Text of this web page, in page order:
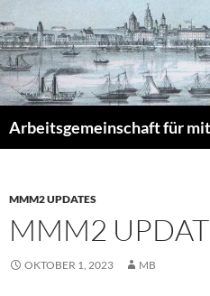
Inhalt
springen
MMM2 UPDATES
MMM2
OKTOBER 1, 2023 MB